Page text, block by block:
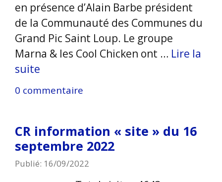
en présence d’Alain Barbe président
de la Communauté des Communes du
Grand Pic Saint Loup. Le groupe
Marna & les Cool Chicken ont … Lire la
suite
0 commentaire
CR information « site » du 16
septembre 2022
Publié: 16/09/2022